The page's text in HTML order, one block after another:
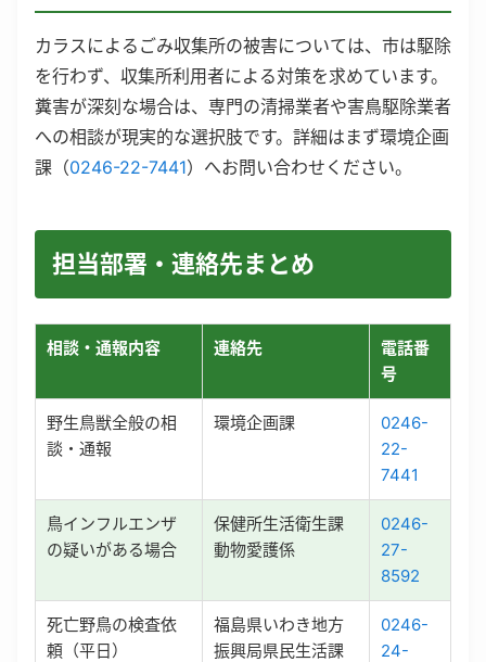
カラスによるごみ収集所の被害については、市は駆除
を行わず、収集所利用者による対策を求めています。
糞害が深刻な場合は、専門の清掃業者や害鳥駆除業者
への相談が現実的な選択肢です。詳細はまず環境企画
課（0246-22-7441）へお問い合わせください。
担当部署・連絡先まとめ
相談・通報内容 連絡先
電話番
号
野生鳥獣全般の相
談・通報
環境企画課
0246-
22-
7441
鳥インフルエンザ
の疑いがある場合
保健所生活衛生課
動物愛護係
0246-
27-
8592
死亡野鳥の検査依
頼（平日）
福島県いわき地方
振興局県民生活課
0246-
24-